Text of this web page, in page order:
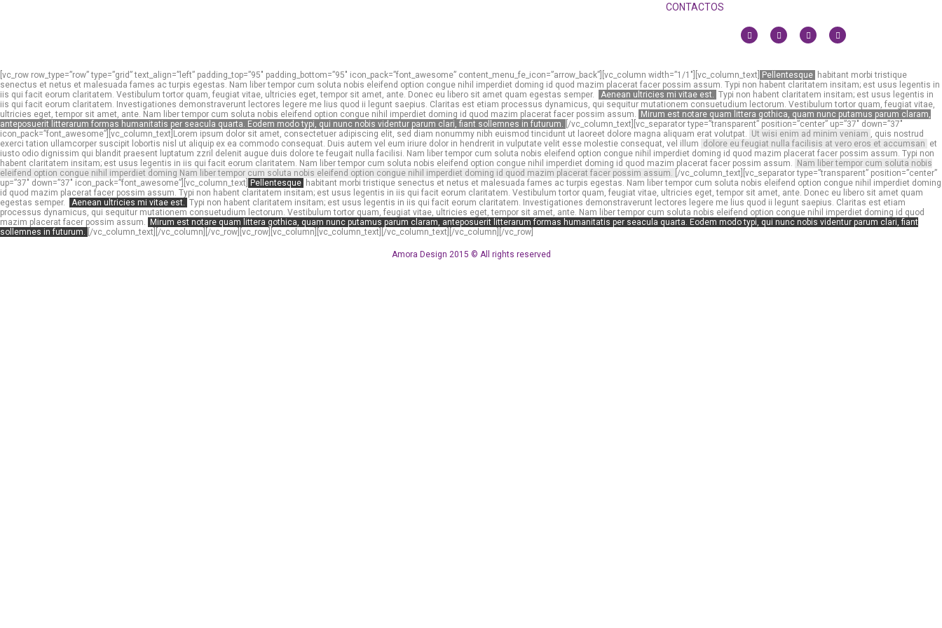
CONTACTOS
[vc_row row_type=”row” type=”grid” text_align=”left” padding_top=”95″ padding_bottom=”95″ icon_pack=”font_awesome” content_menu_fe_icon=”arrow_back”][vc_column width=”1/1″][vc_column_text] Pellentesque habitant morbi tristique
senectus et netus et malesuada fames ac turpis egestas. Nam liber tempor cum soluta nobis eleifend option congue nihil imperdiet doming id quod mazim placerat facer possim assum. Typi non habent claritatem insitam; est usus legentis in
iis qui facit eorum claritatem. Vestibulum tortor quam, feugiat vitae, ultricies eget, tempor sit amet, ante. Donec eu libero sit amet quam egestas semper.
Aenean ultricies mi vitae est. Typi non habent claritatem insitam; est usus legentis in
iis qui facit eorum claritatem. Investigationes demonstraverunt lectores legere me lius quod ii legunt saepius. Claritas est etiam processus dynamicus, qui sequitur mutationem consuetudium lectorum. Vestibulum tortor quam, feugiat vitae,
ultricies eget, tempor sit amet, ante. Nam liber tempor cum soluta nobis eleifend option congue nihil imperdiet doming id quod mazim placerat facer possim assum.
Mirum est notare quam littera gothica, quam nunc putamus parum claram,
anteposuerit litterarum formas humanitatis per seacula quarta. Eodem modo typi, qui nunc nobis videntur parum clari, fiant sollemnes in futurum. [/vc_column_text][vc_separator type=”transparent” position=”center” up=”37″ down=”37″
icon_pack=”font_awesome”][vc_column_text]Lorem ipsum dolor sit amet, consectetuer adipiscing elit, sed diam nonummy nibh euismod tincidunt ut laoreet dolore magna aliquam erat volutpat. Ut wisi enim ad minim veniam , quis nostrud
exerci tation ullamcorper suscipit lobortis nisl ut aliquip ex ea commodo consequat. Duis autem vel eum iriure dolor in hendrerit in vulputate velit esse molestie consequat, vel illum dolore eu feugiat nulla facilisis at vero eros et accumsan et
iusto odio dignissim qui blandit praesent luptatum zzril delenit augue duis dolore te feugait nulla facilisi. Nam liber tempor cum soluta nobis eleifend option congue nihil imperdiet doming id quod mazim placerat facer possim assum. Typi non
habent claritatem insitam; est usus legentis in iis qui facit eorum claritatem. Nam liber tempor cum soluta nobis eleifend option congue nihil imperdiet doming id quod mazim placerat facer possim assum.
Nam liber tempor cum soluta nobis
eleifend option congue nihil imperdiet doming Nam liber tempor cum soluta nobis eleifend option congue nihil imperdiet doming id quod mazim placerat facer possim assum. [/vc_column_text][vc_separator type=”transparent” position=”center”
up=”37″ down=”37″ icon_pack=”font_awesome”][vc_column_text]
Pellentesque habitant morbi tristique senectus et netus et malesuada fames ac turpis egestas. Nam liber tempor cum soluta nobis eleifend option congue nihil imperdiet doming
id quod mazim placerat facer possim assum. Typi non habent claritatem insitam; est usus legentis in iis qui facit eorum claritatem. Vestibulum tortor quam, feugiat vitae, ultricies eget, tempor sit amet, ante. Donec eu libero sit amet quam
egestas semper.
Aenean ultricies mi vitae est. Typi non habent claritatem insitam; est usus legentis in iis qui facit eorum claritatem. Investigationes demonstraverunt lectores legere me lius quod ii legunt saepius. Claritas est etiam
processus dynamicus, qui sequitur mutationem consuetudium lectorum. Vestibulum tortor quam, feugiat vitae, ultricies eget, tempor sit amet, ante. Nam liber tempor cum soluta nobis eleifend option congue nihil imperdiet doming id quod
mazim placerat facer possim assum.
Mirum est notare quam littera gothica, quam nunc putamus parum claram, anteposuerit litterarum formas humanitatis per seacula quarta. Eodem modo typi, qui nunc nobis videntur parum clari, fiant
sollemnes in futurum. [/vc_column_text][/vc_column][/vc_row][vc_row][vc_column][vc_column_text][/vc_column_text][/vc_column][/vc_row]
Amora Design 2015 © All rights reserved